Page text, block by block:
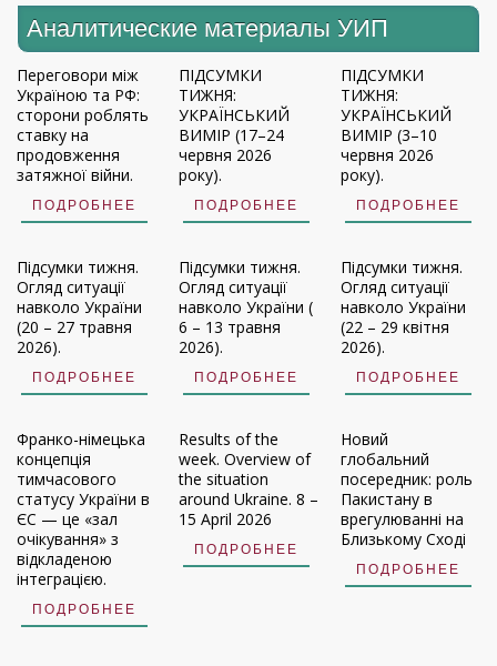
Аналитические материалы УИП
Переговори між
Україною та РФ:
сторони роблять
ставку на
продовження
затяжної війни.
ПОДРОБНЕЕ
ПІДСУМКИ
ТИЖНЯ:
УКРАЇНСЬКИЙ
ВИМІР (17–24
червня 2026
року).
ПОДРОБНЕЕ
ПІДСУМКИ
ТИЖНЯ:
УКРАЇНСЬКИЙ
ВИМІР (3–10
червня 2026
року).
ПОДРОБНЕЕ
Підсумки тижня.
Огляд ситуації
навколо України
(20 – 27 травня
2026).
ПОДРОБНЕЕ
Підсумки тижня.
Огляд ситуації
навколо України (
6 – 13 травня
2026).
ПОДРОБНЕЕ
Підсумки тижня.
Огляд ситуації
навколо України
(22 – 29 квітня
2026).
ПОДРОБНЕЕ
Франко-німецька
концепція
тимчасового
статусу України в
ЄС — це «зал
очікування» з
відкладеною
інтеграцією.
ПОДРОБНЕЕ
Results of the
week. Overview of
the situation
around Ukraine. 8 –
15 April 2026
ПОДРОБНЕЕ
Новий
глобальний
посередник: роль
Пакистану в
врегулюванні на
Близькому Сході
ПОДРОБНЕЕ